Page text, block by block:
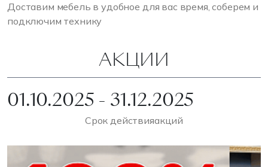
Доставим мебель в удобное для вас время, соберем и
подключим технику
АКЦИИ
01.10.2025 - 31.12.2025
Срок действияакций